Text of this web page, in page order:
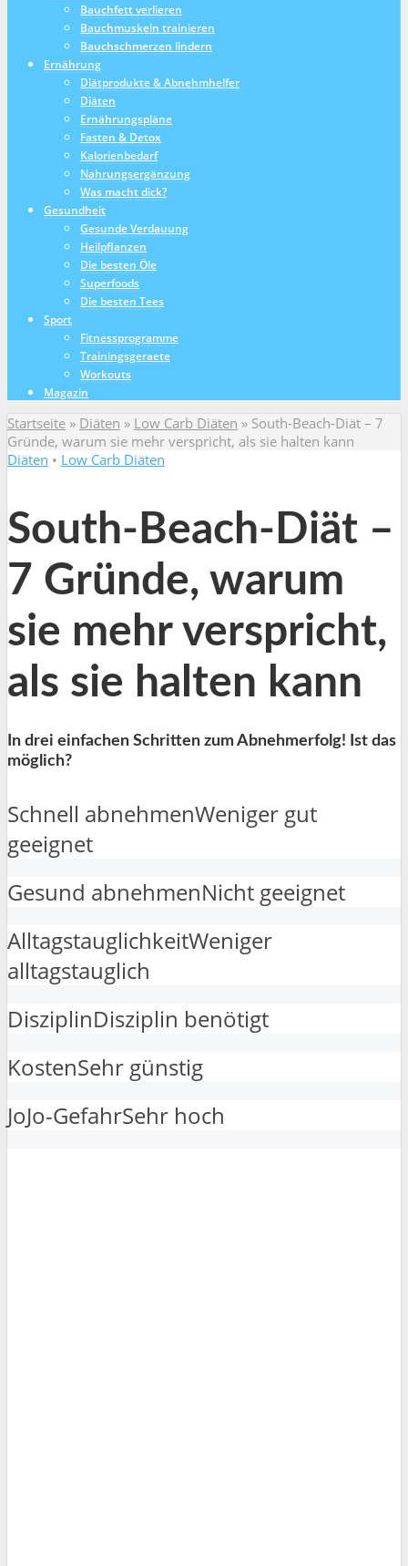
Bauchfett verlieren
Bauchmuskeln trainieren
Bauchschmerzen lindern
Ernährung
Diätprodukte & Abnehmhelfer
Diäten
Ernährungspläne
Fasten & Detox
Kalorienbedarf
Nahrungsergänzung
Was macht dick?
Gesundheit
Gesunde Verdauung
Heilpflanzen
Die besten Öle
Superfoods
Die besten Tees
Sport
Fitnessprogramme
Trainingsgeraete
Workouts
Magazin
Startseite » Diäten » Low Carb Diäten » South-Beach-Diät – 7
Gründe, warum sie mehr verspricht, als sie halten kann
Diäten • Low Carb Diäten
South-Beach-Diät –
7 Gründe, warum
sie mehr verspricht,
als sie halten kann
In drei einfachen Schritten zum Abnehmerfolg! Ist das
möglich?
Schnell abnehmenWeniger gut
geeignet
Gesund abnehmenNicht geeignet
AlltagstauglichkeitWeniger
alltagstauglich
DisziplinDisziplin benötigt
KostenSehr günstig
JoJo-GefahrSehr hoch